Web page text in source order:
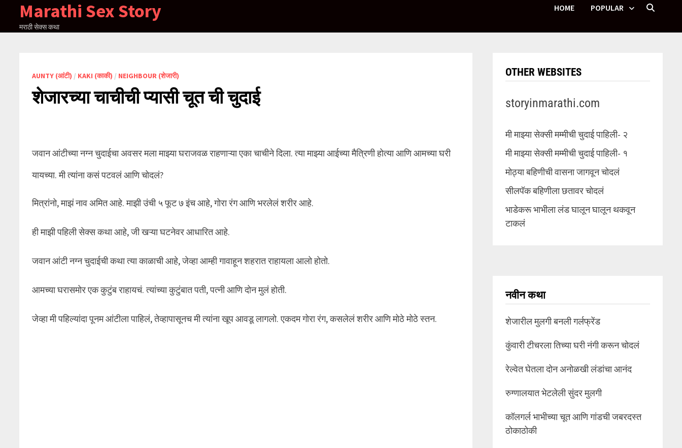
content
Marathi Sex Story
मराठी सेक्स कथा
HOME POPULAR
AUNTY (आंटी) / KAKI (काकी) / NEIGHBOUR (शेजारी)
शेजारच्या चाचीची प्यासी चूत ची चुदाई
जवान आंटीच्या नग्न चुदाईचा अवसर मला माझ्या घराजवळ राहणाऱ्या एका चाचीने दिला. त्या माझ्या आईच्या मैत्रिणी होत्या आणि आमच्या घरी
यायच्या. मी त्यांना कसं पटवलं आणि चोदलं?
मित्रांनो, माझं नाव अमित आहे. माझी उंची ५ फूट ७ इंच आहे, गोरा रंग आणि भरलेलं शरीर आहे.
ही माझी पहिली सेक्स कथा आहे, जी खऱ्या घटनेवर आधारित आहे.
जवान आंटी नग्न चुदाईची कथा त्या काळाची आहे, जेव्हा आम्ही गावाहून शहरात राहायला आलो होतो.
आमच्या घरासमोर एक कुटुंब राहायचं. त्यांच्या कुटुंबात पती, पत्नी आणि दोन मुलं होती.
जेव्हा मी पहिल्यांदा पूनम आंटीला पाहिलं, तेव्हापासूनच मी त्यांना खूप आवडू लागलो. एकदम गोरा रंग, कसलेलं शरीर आणि मोठे मोठे स्तन.
OTHER WEBSITES
storyinmarathi.com
मी माझ्या सेक्सी मम्मीची चुदाई पाहिली- २
मी माझ्या सेक्सी मम्मीची चुदाई पाहिली- १
मोठ्या बहिणीची वासना जागवून चोदलं
सीलपॅक बहिणीला छतावर चोदलं
भाडेकरू भाभीला लंड घालून घालून थकवून
टाकलं
नवीन कथा
शेजारील मुलगी बनली गर्लफ्रेंड
कुंवारी टीचरला तिच्या घरी नंगी करून चोदलं
रेल्वेत घेतला दोन अनोळखी लंडांचा आनंद
रुग्णालयात भेटलेली सुंदर मुलगी
कॉलगर्ल भाभीच्या चूत आणि गांडची जबरदस्त
ठोकाठोकी